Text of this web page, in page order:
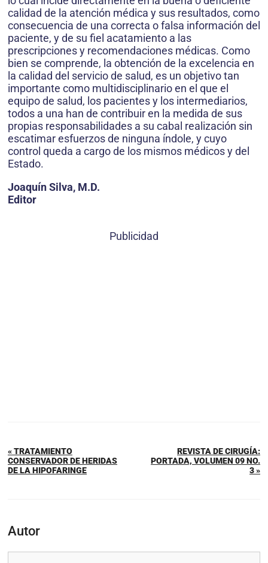
calidad de la atención médica y sus resultados, como
consecuencia de una correcta o falsa información del
paciente, y de su fiel acatamiento a las
prescripciones y recomendaciones médicas. Como
bien se comprende, la obtención de la excelencia en
la calidad del servicio de salud, es un objetivo tan
importante como multidisciplinario en el que el
equipo de salud, los pacientes y los intermediarios,
todos a una han de contribuir en la medida de sus
propias responsabilidades a su cabal realización sin
escatimar esfuerzos de ninguna índole, y cuyo
control queda a cargo de los mismos médicos y del
Estado.
Joaquín Silva, M.D.
Editor
Publicidad
« TRATAMIENTO
CONSERVADOR DE HERIDAS
DE LA HIPOFARINGE
REVISTA DE CIRUGÍA:
PORTADA, VOLUMEN 09 NO.
3 »
Autor